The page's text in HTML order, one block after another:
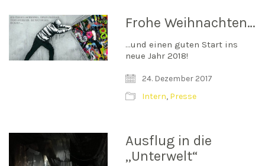
Frohe Weihnachten…
…und einen guten Start ins
neue Jahr 2018!
24. Dezember 2017
Intern, Presse
Ausflug in die
„Unterwelt“